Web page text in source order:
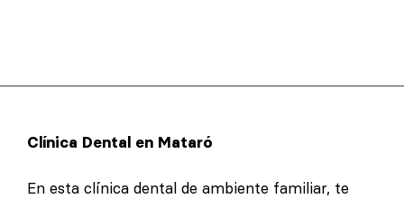
Clínica Dental en Mataró
En esta clínica dental de ambiente familiar, te